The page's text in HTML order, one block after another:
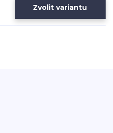
Zvolit variantu